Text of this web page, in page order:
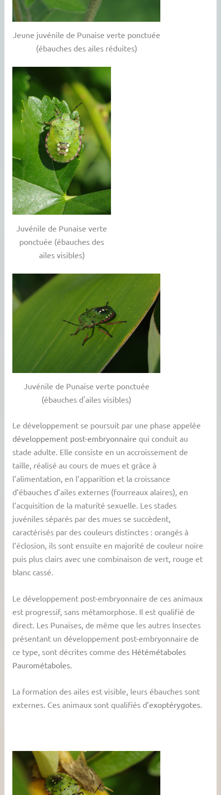
Jeune juvénile de Punaise verte ponctuée
(ébauches des ailes réduites)
Juvénile de Punaise verte
ponctuée (ébauches des
ailes visibles)
Juvénile de Punaise verte ponctuée
(ébauches d'ailes visibles)
Le développement se poursuit par une phase appelée
développement post-embryonnaire qui conduit au
stade adulte. Elle consiste en un accroissement de
taille, réalisé au cours de mues et grâce à
l’alimentation, en l’apparition et la croissance
d’ébauches d’ailes externes (fourreaux alaires), en
l’acquisition de la maturité sexuelle. Les stades
juvéniles séparés par des mues se succèdent,
caractérisés par des couleurs distinctes : orangés à
l’éclosion, ils sont ensuite en majorité de couleur noire
puis plus clairs avec une combinaison de vert, rouge et
blanc cassé.
Le développement post-embryonnaire de ces animaux
est progressif, sans métamorphose. Il est qualifié de
direct. Les Punaises, de même que les autres Insectes
présentant un développement post-embryonnaire de
ce type, sont décrites comme des Hétémétaboles
Paurométaboles
La formation des ailes est visible, leurs ébauches sont
externes. Ces animaux sont qualifiés d’exoptérygotes.